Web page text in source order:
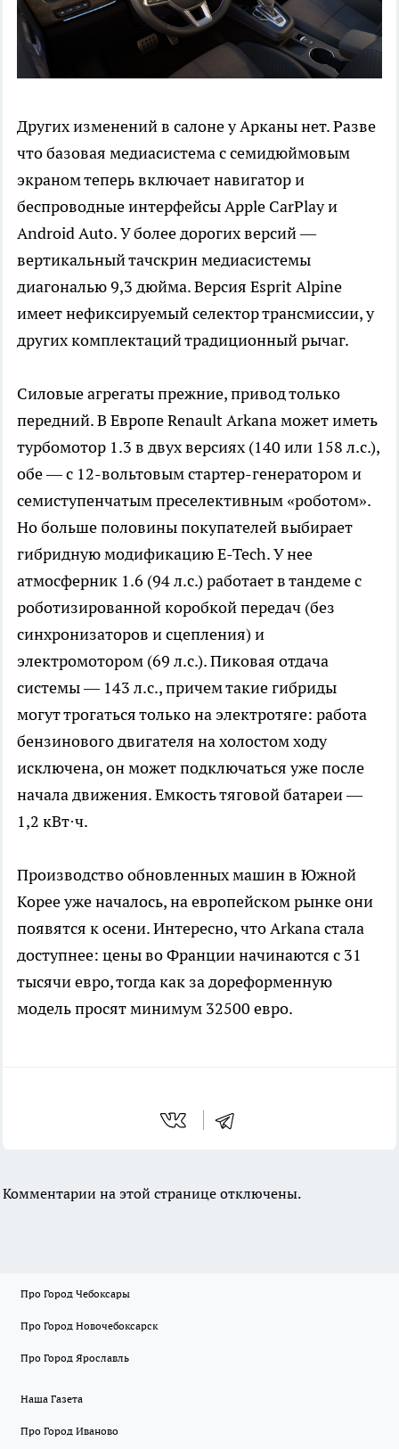
Других изменений в салоне у Арканы нет. Разве
что базовая медиасистема с семидюймовым
экраном теперь включает навигатор и
беспроводные интерфейсы Apple CarPlay и
Android Auto. У более дорогих версий —
вертикальный тачскрин медиасистемы
диагональю 9,3 дюйма. Версия Esprit Alpine
имеет нефиксируемый селектор трансмиссии, у
других комплектаций традиционный рычаг.
Силовые агрегаты прежние, привод только
передний. В Европе Renault Arkana может иметь
турбомотор 1.3 в двух версиях (140 или 158 л.с.),
обе — с 12-вольтовым стартер-генератором и
семиступенчатым преселективным «роботом».
Но больше половины покупателей выбирает
гибридную модификацию E-Tech. У нее
атмосферник 1.6 (94 л.с.) работает в тандеме с
роботизированной коробкой передач (без
синхронизаторов и сцепления) и
электромотором (69 л.с.). Пиковая отдача
системы — 143 л.с., причем такие гибриды
могут трогаться только на электротяге: работа
бензинового двигателя на холостом ходу
исключена, он может подключаться уже после
начала движения. Емкость тяговой батареи —
1,2 кВт·ч.
Производство обновленных машин в Южной
Корее уже началось, на европейском рынке они
появятся к осени. Интересно, что Arkana стала
доступнее: цены во Франции начинаются с 31
тысячи евро, тогда как за дореформенную
модель просят минимум 32500 евро.
Комментарии на этой странице отключены.
Про Город Чебоксары
Про Город Новочебоксарск
Про Город Ярославль
Наша Газета
Про Город Иваново